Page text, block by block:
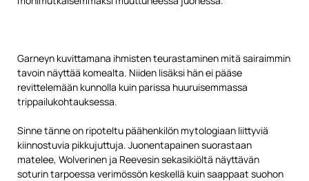
Garneyn kuvittamana ihmisten teurastaminen mitä sairaimmin
tavoin näyttää komealta. Niiden lisäksi hän ei pääse
revittelemään kunnolla kuin parissa huuruisemmassa
trippailukohtauksessa.
Sinne tänne on ripoteltu päähenkilön mytologiaan liittyviä
kiinnostuvia pikkujuttuja. Juonentapainen suorastaan
matelee, Wolverinen ja Reevesin sekasikiöltä näyttävän
soturin tarpoessa verimössön keskellä kuin saappaat suohon